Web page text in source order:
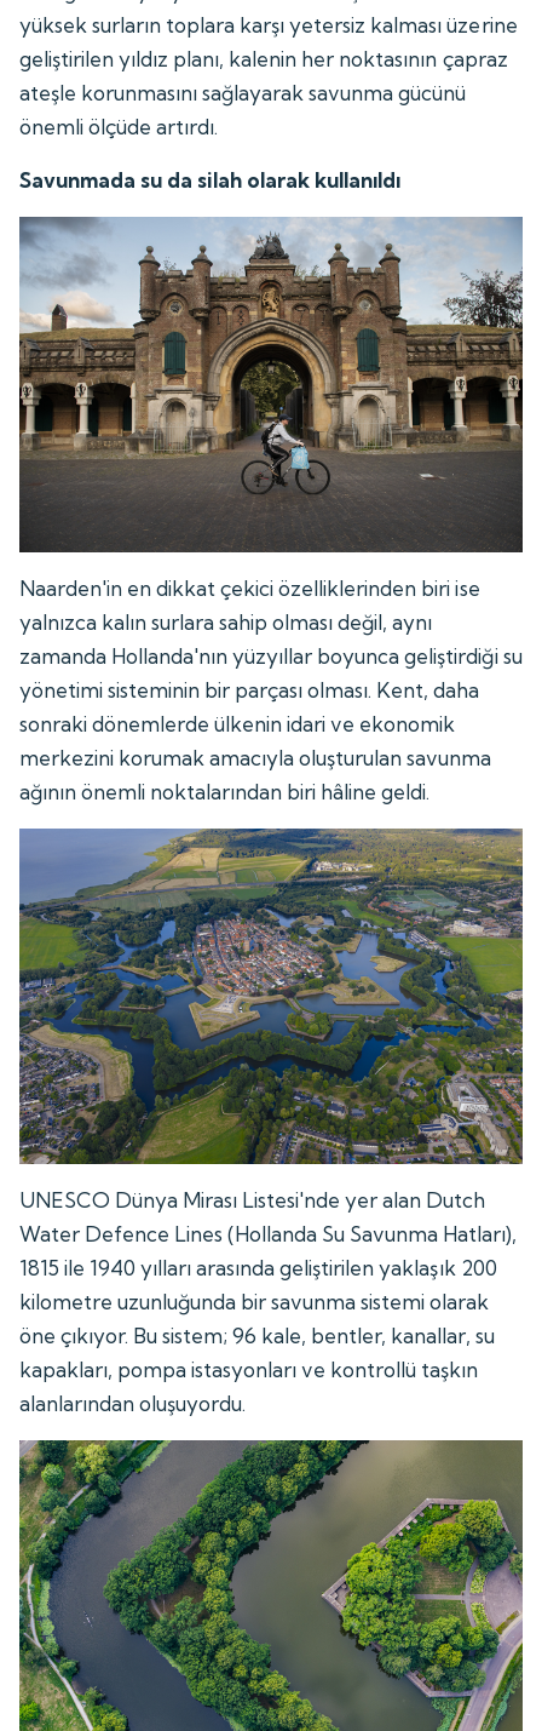
yüksek surların toplara karşı yetersiz kalması üzerine
geliştirilen yıldız planı, kalenin her noktasının çapraz
ateşle korunmasını sağlayarak savunma gücünü
önemli ölçüde artırdı.
Savunmada su da silah olarak kullanıldı
Naarden'in en dikkat çekici özelliklerinden biri ise
yalnızca kalın surlara sahip olması değil, aynı
zamanda Hollanda'nın yüzyıllar boyunca geliştirdiği su
yönetimi sisteminin bir parçası olması. Kent, daha
sonraki dönemlerde ülkenin idari ve ekonomik
merkezini korumak amacıyla oluşturulan savunma
ağının önemli noktalarından biri hâline geldi.
UNESCO Dünya Mirası Listesi'nde yer alan Dutch
Water Defence Lines (Hollanda Su Savunma Hatları),
1815 ile 1940 yılları arasında geliştirilen yaklaşık 200
kilometre uzunluğunda bir savunma sistemi olarak
öne çıkıyor. Bu sistem; 96 kale, bentler, kanallar, su
kapakları, pompa istasyonları ve kontrollü taşkın
alanlarından oluşuyordu.